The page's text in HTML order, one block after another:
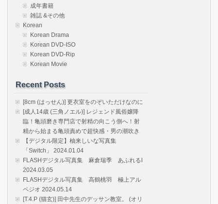
成年書籍
雑誌 &その他
Korean
Korean Drama
Korean DVD-ISO
Korean DVD-Rip
Korean Movie
Recent Posts
[8cm (はっせん)] 更衣室をのぞいただけなのに
[成人14歳 (三角ノエル)] レジェンド風俗嬢降
臨！亀頭磨き専門店で射精の向こう側へ！射
精から始まる亀頭責めで超快感・男の潮吹き
【デジタル限定】柚来しいな写真集
「Switch」 2024.01.04
FLASHデジタル写真集 麻倉瑞季 あふれるI
2024.03.05
FLASHデジタル写真集 高鶴桃羽 極上アル
ペジオ 2024.05.14
[T.4.P (猫玄)] 田中先生のデッサン教室。 (オリ